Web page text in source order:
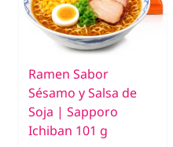
Ramen Sabor
Sésamo y Salsa de
Soja | Sapporo
Ichiban 101 g